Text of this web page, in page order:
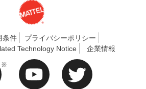
条件
プライバシーポリシー
Technology Notice
企業情報